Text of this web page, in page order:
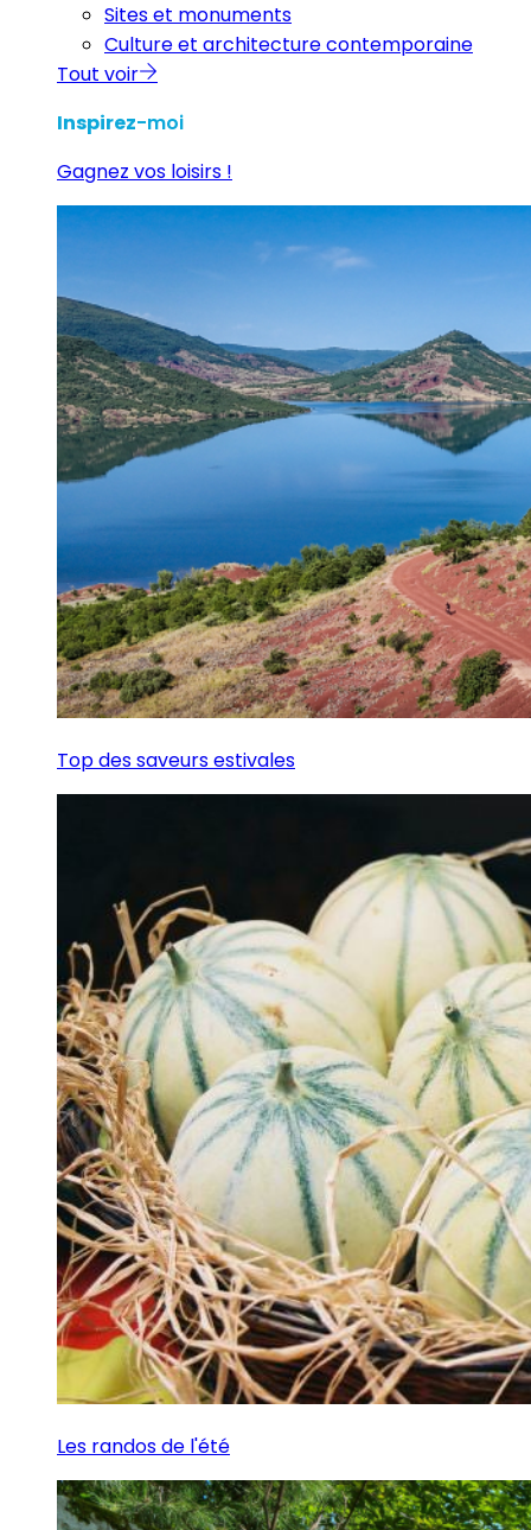
Sites et monuments
Culture et architecture contemporaine
Tout voir
Inspirez-moi
Gagnez vos loisirs !
Top des saveurs estivales
Les randos de l'été